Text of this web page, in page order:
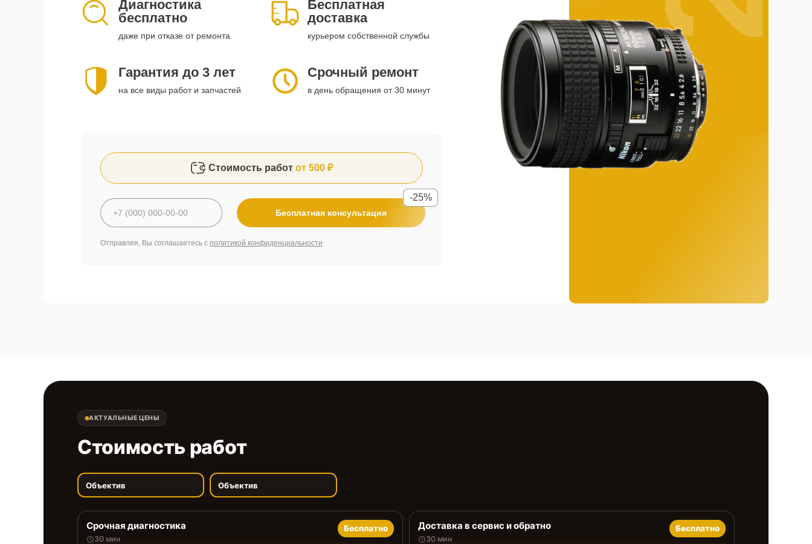
Диагностика
бесплатно
даже при отказе от ремонта
Бесплатная
доставка
курьером собственной службы
Гарантия до 3 лет
на все виды работ и запчастей
Срочный ремонт
в день обращения от 30 минут
Стоимость работ от 500 ₽
Бесплатная консультация
-25%
Отправляя, Вы соглашаетесь с политикой конфиденциальности
АКТУАЛЬНЫЕ ЦЕНЫ
Стоимость работ
Объектив Объектив
Срочная диагностика
30 мин
Бесплатно Доставка в сервис и обратно
30 мин
Бесплатно